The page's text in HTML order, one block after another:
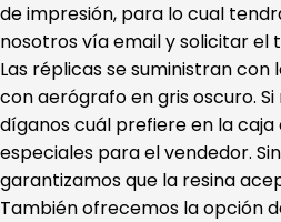
de impresión, para lo cual
nosotros vía email y solicitar el
Las réplicas se suministran
con aerógrafo en gris oscuro.
díganos cuál prefiere en la
especiales para el vendedor.
garantizamos que la resina
También ofrecemos la opción